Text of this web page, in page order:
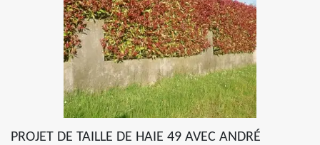
PROJET DE TAILLE DE HAIE 49 AVEC ANDRÉ